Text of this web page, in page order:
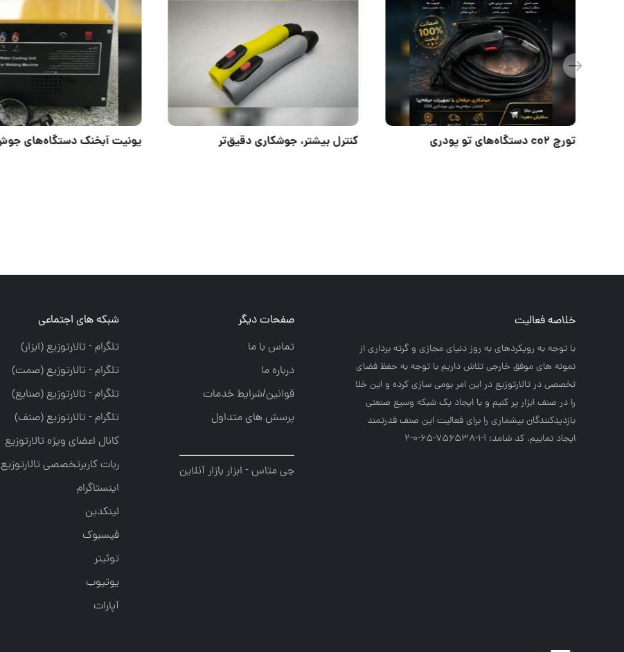
سانترال co2 رو دستگاهی تورچ co2 دستگاه‌های تو پودری کنترل بیشتر، جوشکاری دقیق‌تر
خلاصه فعالیت
با توجه به رويكردهاي به روز دنياي مجازي و گرته برداري از
نمونه هاي موفق خارجي تلاش داريم با توجه به حفظ فضاي
تخصصي در تالارتوزيع در اين امر بومي سازي كرده و اين خلا
را در صنف ابزار پر كنيم و با ايجاد يك شبكه وسيع صنعتي
بازديدكنندگان بيشماري را براي فعاليت اين صنف قدرتمند
ايجاد نماييم. کد شامد: 1-1-756538-65-0-2
صفحات دیگر
تماس با ما
درباره ما
قوانین/شرایط خدمات
پرسش های متداول
جی متاس - ابزار بازار آنلاین
شبکه های اجتماعی
تلگرام - تالارتوزيع (ابزار)
تلگرام - تالارتوزيع (صمت)
تلگرام - تالارتوزيع (صنايع)
تلگرام - تالارتوزیع (صنف)
کانال اعضای ویژه تالارتوزیع
ربات کاربرتخصصی تالارتوزیع
اینستاگرام
لینکدین
فیسبوک
توئیتر
یوتیوب
آپارات